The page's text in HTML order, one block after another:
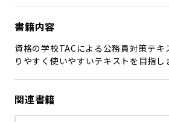
書籍内容
資格の学校TACによる公務員対策テキ
りやすく使いやすいテキストを目指し
関連書籍